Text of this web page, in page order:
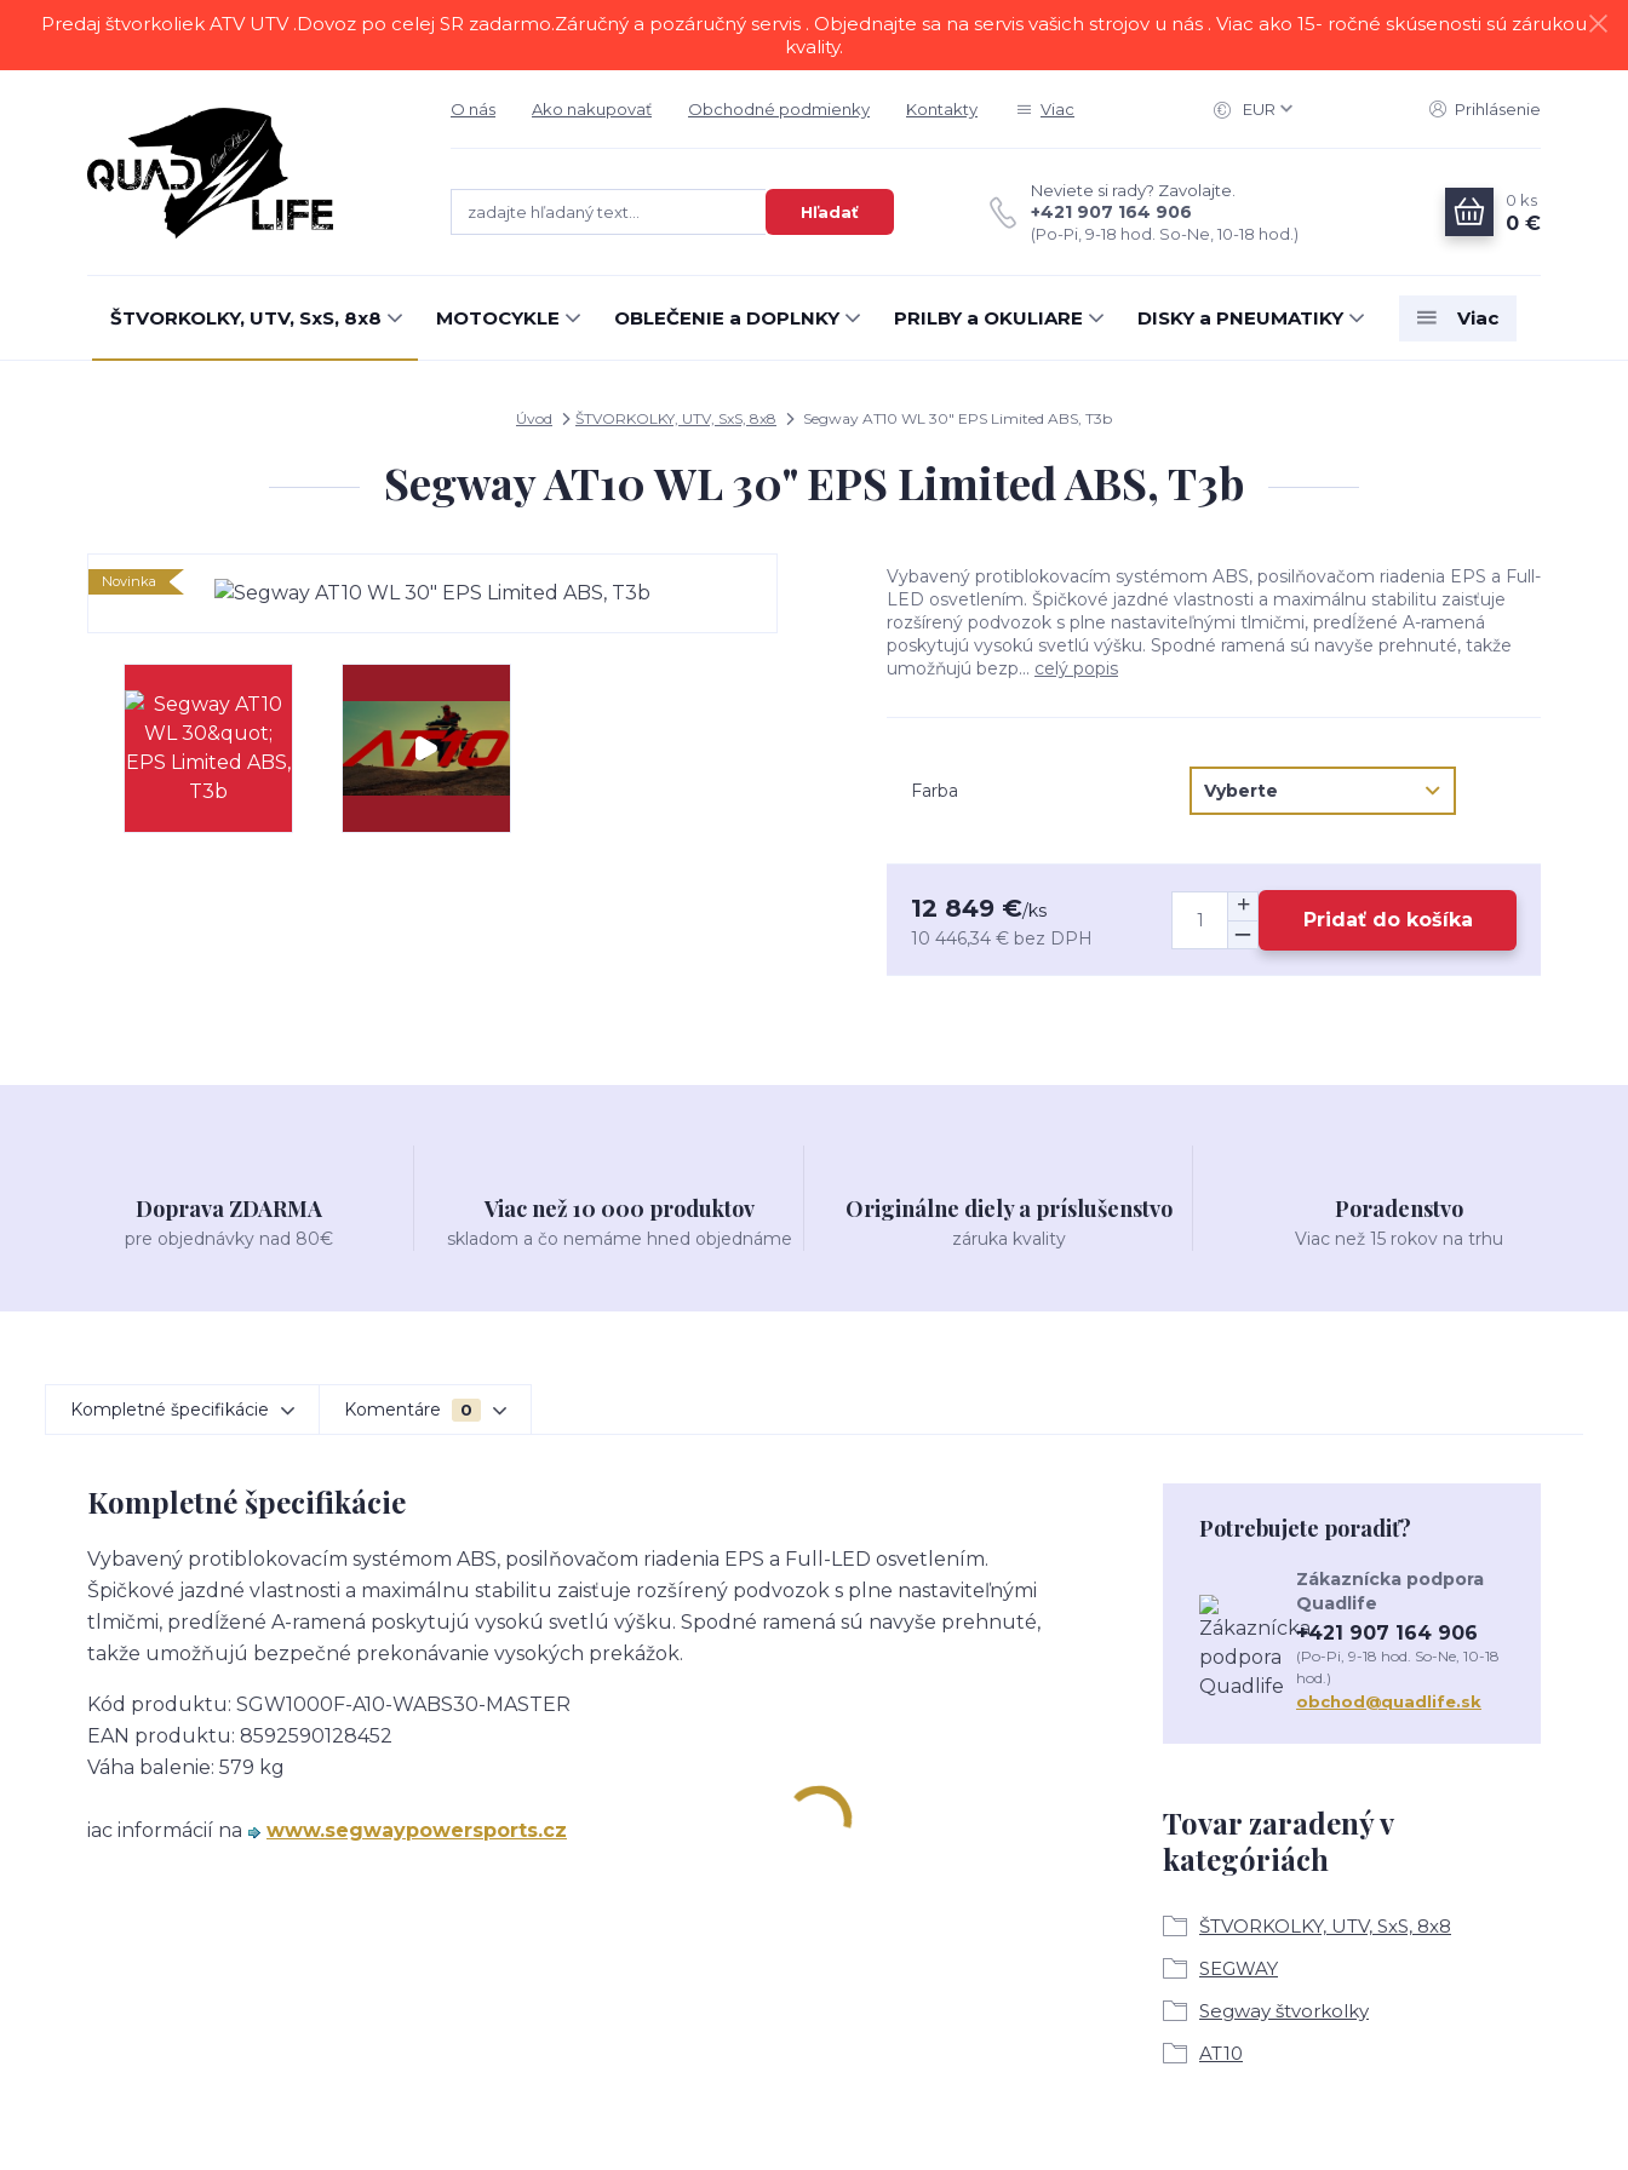
Predaj štvorkoliek ATV UTV .Dovoz po celej SR zadarmo.Záručný a pozáručný servis . Objednajte sa na servis vašich strojov u nás . Viac ako 15- ročné skúsenosti sú zárukou
kvality.
O nás Ako nakupovať Obchodné podmienky Kontakty Viac EUR Prihlásenie
Hľadať
Neviete si rady? Zavolajte.
+421 907 164 906
(Po-Pi, 9-18 hod. So-Ne, 10-18 hod.)
0 ks
0 €
ŠTVORKOLKY, UTV, SxS, 8x8 MOTOCYKLE OBLEČENIE a DOPLNKY PRILBY a OKULIARE DISKY a PNEUMATIKY Viac
Úvod ŠTVORKOLKY, UTV, SxS, 8x8 Segway AT10 WL 30" EPS Limited ABS, T3b
Segway AT10 WL 30" EPS Limited ABS, T3b
Novinka
Vybavený protiblokovacím systémom ABS, posilňovačom riadenia EPS a Full-
LED osvetlením. Špičkové jazdné vlastnosti a maximálnu stabilitu zaisťuje
rozšírený podvozok s plne nastaviteľnými tlmičmi, predĺžené A-ramená
poskytujú vysokú svetlú výšku. Spodné ramená sú navyše prehnuté, takže
umožňujú bezp... celý popis
Farba
12 849 €/ks
10 446,34 € bez DPH
Pridať do košíka
Doprava ZDARMA
pre objednávky nad 80€
Viac než 10 000 produktov
skladom a čo nemáme hned objednáme
Originálne diely a príslušenstvo
záruka kvality
Poradenstvo
Viac než 15 rokov na trhu
Kompletné špecifikácie Komentáre 0
Kompletné špecifikácie
Vybavený protiblokovacím systémom ABS, posilňovačom riadenia EPS a Full-LED osvetlením.
Špičkové jazdné vlastnosti a maximálnu stabilitu zaisťuje rozšírený podvozok s plne nastaviteľnými
tlmičmi, predĺžené A-ramená poskytujú vysokú svetlú výšku. Spodné ramená sú navyše prehnuté,
takže umožňujú bezpečné prekonávanie vysokých prekážok.
Kód produktu: SGW1000F-A10-WABS30-MASTER
EAN produktu: 8592590128452
Váha balenie: 579 kg
iac informácií na www.segwaypowersports.cz
Tovar zaradený v
kategóriách
ŠTVORKOLKY, UTV, SxS, 8x8
SEGWAY
Segway štvorkolky
AT10
Potrebujete poradiť?
Zákaznícka podpora
Quadlife
+421 907 164 906
(Po-Pi, 9-18 hod. So-Ne, 10-18
hod.)
obchod@quadlife.sk